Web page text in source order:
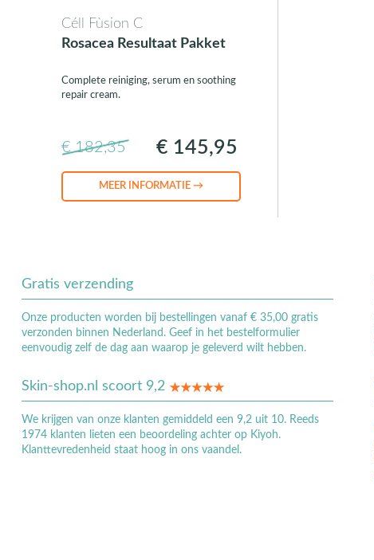
Céll Fùsion C
Rosacea Resultaat Pakket
Complete reiniging, serum en soothing
repair cream.
€ 182,35 € 145,95
MEER INFORMATIE →
Gratis verzending
Onze producten worden bij bestellingen vanaf € 35,00 gratis
verzonden binnen Nederland. Geef in het bestelformulier
eenvoudig zelf de dag aan waarop je geleverd wilt hebben.
Skin-shop.nl scoort 9,2
We krijgen van onze klanten gemiddeld een 9,2 uit 10. Reeds
1974 klanten lieten een beoordeling achter op Kiyoh.
Klanttevredenheid staat hoog in ons vaandel.